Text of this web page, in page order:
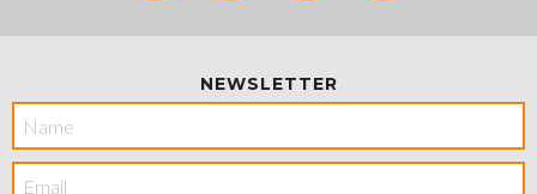
NEWSLETTER